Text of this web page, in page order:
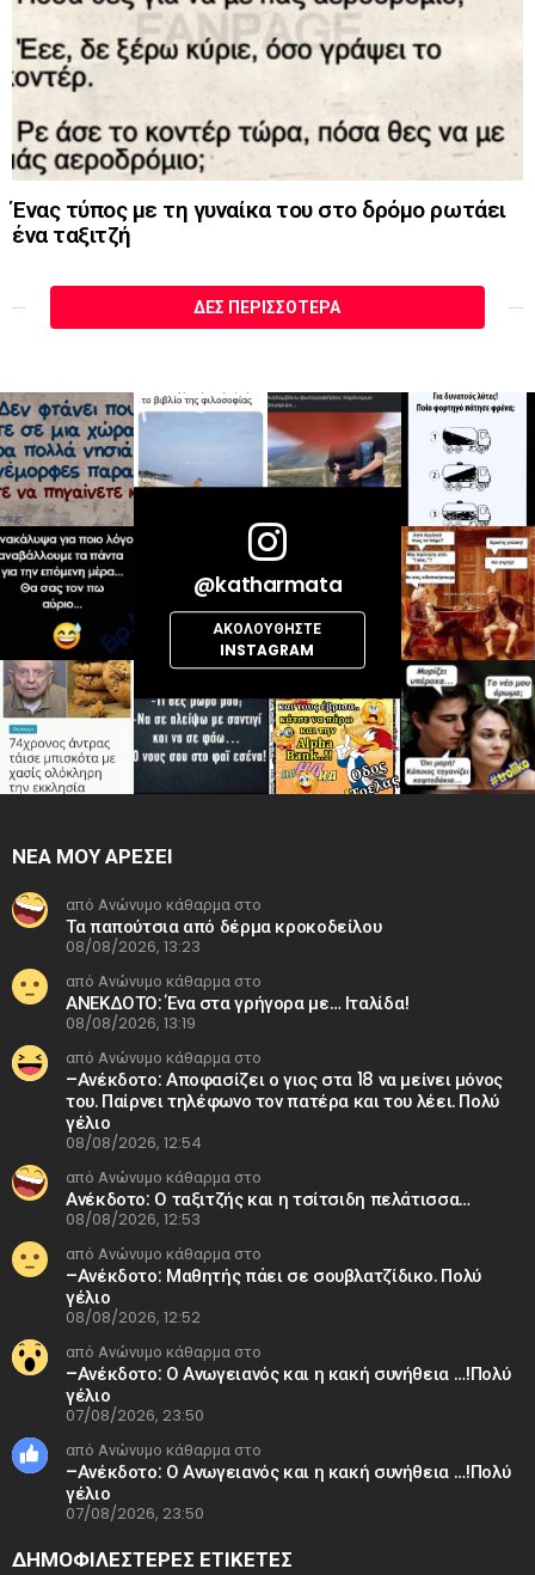
Ένας τύπος με τη γυναίκα του στο δρόμο ρωτάει
ένα ταξιτζή
ΔΕΣ ΠΕΡΙΣΣΌΤΕΡΑ
@katharmata
ΑΚΟΛΟΥΘΉΣΤΕ
INSTAGRAM
ΝΕΑ ΜΟΥ ΑΡΕΣΕΙ
από Ανώνυμο κάθαρμα στο
Τα παπούτσια από δέρμα κροκοδείλου
08/08/2026, 13:23
από Ανώνυμο κάθαρμα στο
ΑΝΕΚΔΟΤΟ: Ένα στα γρήγορα με… Ιταλίδα!
08/08/2026, 13:19
από Ανώνυμο κάθαρμα στο
–Ανέκδοτο: Αποφασίζει ο γιος στα 18 να μείνει μόνος
του. Παίρνει τηλέφωνο τον πατέρα και του λέει. Πολύ
γέλιο
08/08/2026, 12:54
από Ανώνυμο κάθαρμα στο
Ανέκδοτο: Ο ταξιτζής και η τσίτσιδη πελάτισσα…
08/08/2026, 12:53
από Ανώνυμο κάθαρμα στο
–Ανέκδοτο: Μαθητής πάει σε σουβλατζίδικο. Πολύ
γέλιο
08/08/2026, 12:52
από Ανώνυμο κάθαρμα στο
–Ανέκδοτο: Ο Ανωγειανός και η κακή συνήθεια …!Πολύ
γέλιο
07/08/2026, 23:50
από Ανώνυμο κάθαρμα στο
–Ανέκδοτο: Ο Ανωγειανός και η κακή συνήθεια …!Πολύ
γέλιο
07/08/2026, 23:50
ΔΗΜΟΦΙΛΕΣΤΕΡΕΣ ΕΤΙΚΈΤΕΣ